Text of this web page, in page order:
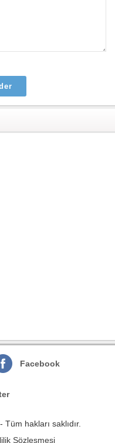
Facebook
hakları saklıdır.
Sözleşmesi